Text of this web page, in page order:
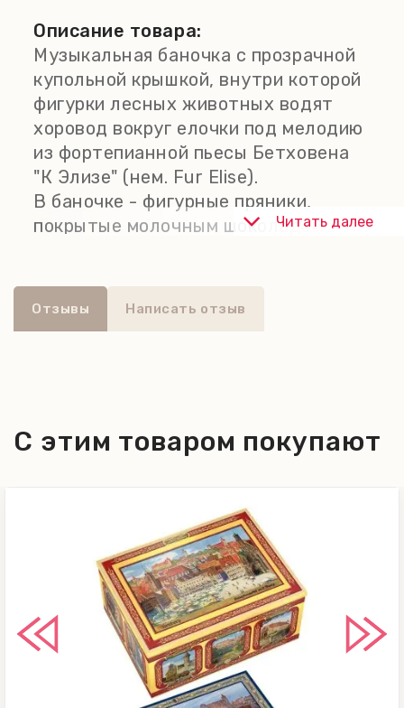
Описание товара:
Музыкальная баночка с прозрачной
купольной крышкой, внутри которой
фигурки лесных животных водят
хоровод вокруг елочки под мелодию
из фортепианной пьесы Бетховена
"К Элизе" (нем. Fur Elise).
В баночке - фигурные пряники,
покрытые молочным шоколадом и
Читать далее
Отзывы Написать отзыв
С этим товаром покупают